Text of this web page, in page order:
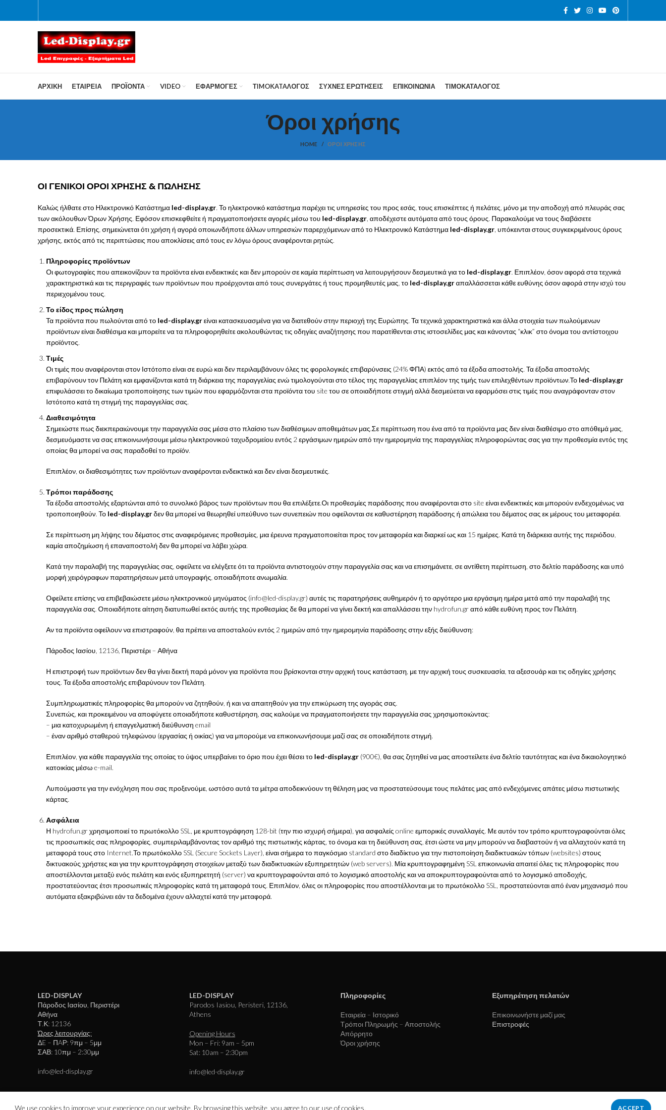
ΑΡΧΙΚΗ ΕΤΑΙΡΕΙΑ ΠΡΟΪΌΝΤΑ VIDEO ΕΦΑΡΜΟΓΕΣ ΤIMOKATAΛΟΓΟΣ ΣΥΧΝΕΣ ΕΡΩΤΗΣΕΙΣ ΕΠΙΚΟΙΝΩΝΙΑ ΤΙΜΟΚΑΤΑΛΟΓΟΣ
Όροι χρήσης
HOME ΌΡΟΙ ΧΡΉΣΗΣ
ΟΙ ΓΕΝΙΚΟΙ ΟΡΟΙ ΧΡΗΣΗΣ & ΠΩΛΗΣΗΣ
Καλώς ήλθατε στο Ηλεκτρονικό Κατάστημα led-display.gr. Το ηλεκτρονικό κατάστημα παρέχει τις υπηρεσίες του προς εσάς, τους επισκέπτες ή πελάτες, μόνο με την αποδοχή από πλευράς σας
των ακόλουθων Όρων Χρήσης. Εφόσον επισκεφθείτε ή πραγματοποιήσετε αγορές μέσω του led-display.gr, αποδέχεστε αυτόματα από τους όρους. Παρακαλούμε να τους διαβάσετε
προσεκτικά. Επίσης, σημειώνεται ότι χρήση ή αγορά οποιωνδήποτε άλλων υπηρεσιών παρερχόμενων από το Ηλεκτρονικό Κατάστημα led-display.gr, υπόκεινται στους συγκεκριμένους όρους
χρήσης, εκτός από τις περιπτώσεις που αποκλίσεις από τους εν λόγω όρους αναφέρονται ρητώς.
Πληροφορίες προϊόντων
Οι φωτογραφίες που απεικονίζουν τα προϊόντα είναι ενδεικτικές και δεν μπορούν σε καμία περίπτωση να λειτουργήσουν δεσμευτικά για το led-display.gr. Επιπλέον, όσον αφορά στα τεχνικά
χαρακτηριστικά και τις περιγραφές των προϊόντων που προέρχονται από τους συνεργάτες ή τους προμηθευτές μας, το led-display.grαπαλλάσσεται κάθε ευθύνης όσον αφορά στην ισχύ του
περιεχομένου τους.
Το είδος προς πώληση
Τα προϊόντα που πωλούνται από το led-display.grείναι κατασκευασμένα για να διατεθούν στην περιοχή της Ευρώπης. Τα τεχνικά χαρακτηριστικά και άλλα στοιχεία των πωλούμενων
προϊόντων είναι διαθέσιμα και μπορείτε να τα πληροφορηθείτε ακολουθώντας τις οδηγίες αναζήτησης που παρατίθενται στις ιστοσελίδες μας και κάνοντας “κλικ” στο όνομα του αντίστοιχου
προϊόντος.
Τιμές
Οι τιμές που αναφέρονται στον Ιστότοπο είναι σε ευρώ και δεν περιλαμβάνουν όλες τις φορολογικές επιβαρύνσεις (24% ΦΠΑ) εκτός από τα έξοδα αποστολής. Τα έξοδα αποστολής
επιβαρύνουν τον Πελάτη και εμφανίζονται κατά τη διάρκεια της παραγγελίας ενώ τιμολογούνται στο τέλος της παραγγελίας επιπλέον της τιμής των επιλεχθέντων προϊόντων.Το led-display.gr
επιφυλάσσει το δικαίωμα τροποποίησης των τιμών που εφαρμόζονται στα προϊόντα του site του σε οποιαδήποτε στιγμή αλλά δεσμεύεται να εφαρμόσει στις τιμές που αναγράφονταν στον
Ιστότοπο κατά τη στιγμή της παραγγελίας σας.
Διαθεσιμότητα
Σημειώστε πως διεκπεραιώνουμε την παραγγελία σας μέσα στο πλαίσιο των διαθέσιμων αποθεμάτων μας.Σε περίπτωση που ένα από τα προϊόντα μας δεν είναι διαθέσιμο στο απόθεμά μας,
δεσμευόμαστε να σας επικοινωνήσουμε μέσω ηλεκτρονικού ταχυδρομείου εντός 2 εργάσιμων ημερών από την ημερομηνία της παραγγελίας πληροφορώντας σας για την προθεσμία εντός της
οποίας θα μπορεί να σας παραδοθεί το προϊόν.
Επιπλέον, οι διαθεσιμότητες των προϊόντων αναφέρονται ενδεικτικά και δεν είναι δεσμευτικές.
Τρόποι παράδοσης
Τα έξοδα αποστολής εξαρτώνται από το συνολικό βάρος των προϊόντων που θα επιλέξετε.Οι προθεσμίες παράδοσης που αναφέρονται στο site είναι ενδεικτικές και μπορούν ενδεχομένως να
τροποποιηθούν. Το led-display.grδεν θα μπορεί να θεωρηθεί υπεύθυνο των συνεπειών που οφείλονται σε καθυστέρηση παράδοσης ή απώλεια του δέματος σας εκ μέρους του μεταφορέα.
Σε περίπτωση μη λήψης του δέματος στις αναφερόμενες προθεσμίες, μια έρευνα πραγματοποιείται προς τον μεταφορέα και διαρκεί ως και 15 ημέρες. Κατά τη διάρκεια αυτής της περιόδου,
καμία αποζημίωση ή επαναποστολή δεν θα μπορεί να λάβει χώρα.
Κατά την παραλαβή της παραγγελίας σας, οφείλετε να ελέγξετε ότι τα προϊόντα αντιστοιχούν στην παραγγελία σας και να επισημάνετε, σε αντίθετη περίπτωση, στο δελτίο παράδοσης και υπό
μορφή χειρόγραφων παρατηρήσεων μετά υπογραφής, οποιαδήποτε ανωμαλία.
Οφείλετε επίσης να επιβεβαιώσετε μέσω ηλεκτρονικού μηνύματος (info@led-display.gr) αυτές τις παρατηρήσεις αυθημερόν ή το αργότερο μια εργάσιμη ημέρα μετά από την παραλαβή της
παραγγελία σας. Οποιαδήποτε αίτηση διατυπωθεί εκτός αυτής της προθεσμίας δε θα μπορεί να γίνει δεκτή και απαλλάσσει την hydrofun.gr από κάθε ευθύνη προς τον Πελάτη.
Αν τα προϊόντα οφείλουν να επιστραφούν, θα πρέπει να αποσταλούν εντός 2 ημερών από την ημερομηνία παράδοσης στην εξής διεύθυνση:
Πάροδος Ιασίου, 12136, Περιστέρι – Αθήνα
Η επιστροφή των προϊόντων δεν θα γίνει δεκτή παρά μόνον για προϊόντα που βρίσκονται στην αρχική τους κατάσταση, με την αρχική τους συσκευασία, τα αξεσουάρ και τις οδηγίες χρήσης
τους. Τα έξοδα αποστολής επιβαρύνουν τον Πελάτη.
Συμπληρωματικές πληροφορίες θα μπορούν να ζητηθούν, ή και να απαιτηθούν για την επικύρωση της αγοράς σας.
Συνεπώς, και προκειμένου να αποφύγετε οποιαδήποτε καθυστέρηση, σας καλούμε να πραγματοποιήσετε την παραγγελία σας χρησιμοποιώντας:
– μια κατοχυρωμένη ή επαγγελματική διεύθυνση email
– έναν αριθμό σταθερού τηλεφώνου (εργασίας ή οικίας) για να μπορούμε να επικοινωνήσουμε μαζί σας σε οποιαδήποτε στιγμή.
Επιπλέον, για κάθε παραγγελία της οποίας το ύψος υπερβαίνει το όριο που έχει θέσει το led-display.gr (900€), θα σας ζητηθεί να μας αποστείλετε ένα δελτίο ταυτότητας και ένα δικαιολογητικό
κατοικίας μέσω e-mail.
Λυπούμαστε για την ενόχληση που σας προξενούμε, ωστόσο αυτά τα μέτρα αποδεικνύουν τη θέληση μας να προστατεύσουμε τους πελάτες μας από ενδεχόμενες απάτες μέσω πιστωτικής
κάρτας.
Ασφάλεια
Η hydrofun.gr χρησιμοποιεί το πρωτόκολλο SSL, με κρυπτογράφηση 128-bit (την πιο ισχυρή σήμερα), για ασφαλείς online εμπορικές συναλλαγές. Με αυτόν τον τρόπο κρυπτογραφούνται όλες
τις προσωπικές σας πληροφορίες, συμπεριλαμβάνοντας τον αριθμό της πιστωτικής κάρτας, το όνομα και τη διεύθυνση σας, έτσι ώστε να μην μπορούν να διαβαστούν ή να αλλαχτούν κατά τη
μεταφορά τους στο Internet.Το πρωτόκολλο SSL (Secure Sockets Layer), είναι σήμερα το παγκόσμιο standard στο διαδίκτυο για την πιστοποίηση διαδικτυακών τόπων (websites) στους
δικτυακούς χρήστες και για την κρυπτογράφηση στοιχείων μεταξύ των διαδικτυακών εξυπηρετητών (web servers). Μία κρυπτογραφημένη SSL επικοινωνία απαιτεί όλες τις πληροφορίες που
αποστέλλονται μεταξύ ενός πελάτη και ενός εξυπηρετητή (server) να κρυπτογραφούνται από το λογισμικό αποστολής και να αποκρυπτογραφούνται από το λογισμικό αποδοχής,
προστατεύοντας έτσι προσωπικές πληροφορίες κατά τη μεταφορά τους. Επιπλέον, όλες οι πληροφορίες που αποστέλλονται με το πρωτόκολλο SSL, προστατεύονται από έναν μηχανισμό που
αυτόματα εξακριβώνει εάν τα δεδομένα έχουν αλλαχτεί κατά την μεταφορά.
LED-DISPLAY
Πάροδος Ιασίου, Περιστέρι
Αθήνα
Τ.Κ: 12136
Ώρες λειτουργίας:
ΔE – ΠAΡ: 9πμ – 5μμ
ΣΑΒ: 10πμ – 2:30μμ
info@led-display.gr
LED-DISPLAY
Parodos Iasiou, Peristeri, 12136,
Athens
Opening Hours
Mon – Fri: 9am – 5pm
Sat: 10am – 2:30pm
info@led-display.gr
Πληροφορίες
Εταιρεία – Ιστορικό
Τρόποι Πληρωμής – Αποστολής
Απόρρητο
Όροι χρήσης
Εξυπηρέτηση πελατών
Επικοινωνήστε μαζί μας
Επιστροφές
We use cookies to improve your experience on our website. By browsing this website, you agree to our use of cookies. ACCEPT